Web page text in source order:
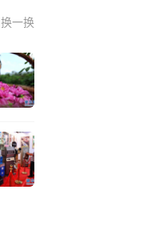
换一换